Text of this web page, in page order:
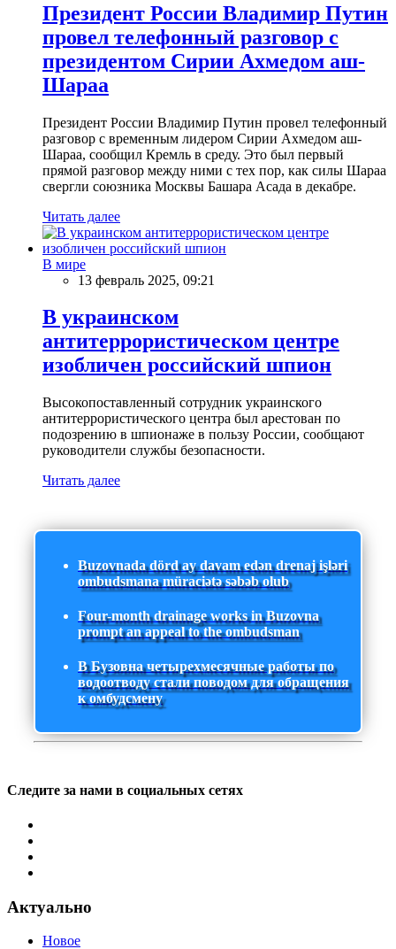
Президент России Владимир Путин
провел телефонный разговор с
президентом Сирии Ахмедом аш-
Шараа
Президент России Владимир Путин провел телефонный
разговор с временным лидером Сирии Ахмедом аш-
Шараа, сообщил Кремль в среду. Это был первый
прямой разговор между ними с тех пор, как силы Шараа
свергли союзника Москвы Башара Асада в декабре.
Читать далее
В мире
13 февраль 2025, 09:21
В украинском
антитеррористическом центре
изобличен российский шпион
Высокопоставленный сотрудник украинского
антитеррористического центра был арестован по
подозрению в шпионаже в пользу России, сообщают
руководители службы безопасности.
Читать далее
Buzovnada dörd ay davam edən drenaj işləri
ombudsmana müraciətə səbəb olub
Four-month drainage works in Buzovna
prompt an appeal to the ombudsman
В Бузовна четырехмесячные работы по
водоотводу стали поводом для обращения
к омбудсмену
Следите за нами в социальных сетях
Актуально
Новое